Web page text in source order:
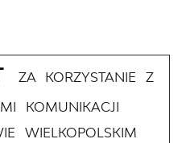
ZA KORZYSTANIE Z
KOMUNIKACJI
WIELKOPOLSKIM